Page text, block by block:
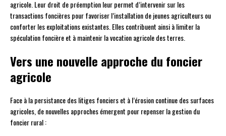
agricole. Leur droit de préemption leur permet d’intervenir sur les
transactions foncières pour favoriser l’installation de jeunes agriculteurs ou
conforter les exploitations existantes. Elles contribuent ainsi à limiter la
spéculation foncière et à maintenir la vocation agricole des terres.
Vers une nouvelle approche du foncier
agricole
Face à la persistance des litiges fonciers et à l’érosion continue des surfaces
agricoles, de nouvelles approches émergent pour repenser la gestion du
foncier rural :